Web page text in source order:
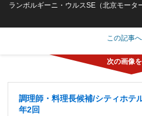
ランボルギーニ・ウルスSE（北京モータ
この記事
調理師・料理長候補/シティホテ
年2回